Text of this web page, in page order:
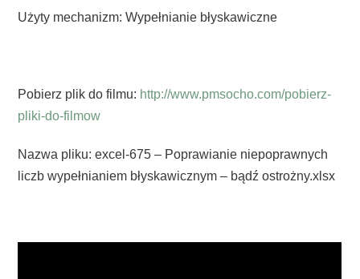
Użyty mechanizm: Wypełnianie błyskawiczne
Pobierz plik do filmu: http://www.pmsocho.com/pobierz-
pliki-do-filmow
Nazwa pliku: excel-675 – Poprawianie niepoprawnych
liczb wypełnianiem błyskawicznym – bądź ostrożny.xlsx